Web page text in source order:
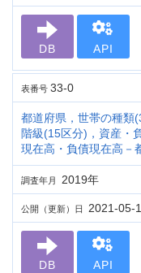
DB API
表番号 33-0
都道府県，世帯の種類
階級(15区分)，資産・
現在高・負債現在高－
調査年月 2019年
公開（更新）日 2021-05-
DB API